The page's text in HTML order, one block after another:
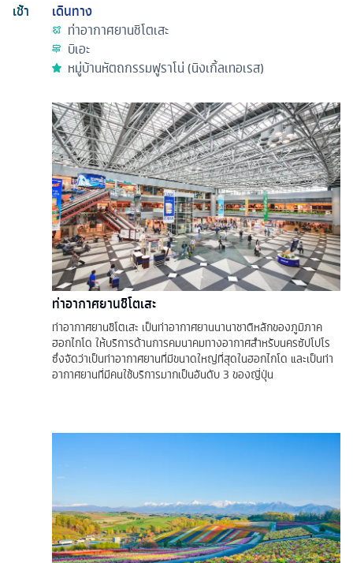
เช้า
เดินทาง
ท่าอากาศยานชิโตเสะ
บิเอะ
หมู่บ้านหัตถกรรมฟูราโน่ (นิงเกิ้ลเทอเรส)
ท่าอากาศยานชิโตเสะ
ท่าอากาศยานชิโตเสะ เป็นท่าอากาศยานนานาชาติหลักของภูมิภาค
ฮอกไกโด ให้บริการด้านการคมนาคมทางอากาศสำหรับนครซัปโปโร
ซึ่งจัดว่าเป็นท่าอากาศยานที่มีขนาดใหญ่ที่สุดในฮอกไกโด และเป็นท่า
อากาศยานที่มีคนใช้บริการมากเป็นอันดับ 3 ของญี่ปุ่น